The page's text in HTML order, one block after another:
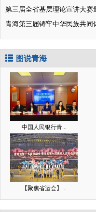
第三届全省基层理论宣讲大赛
青海第三届铸牢中华民族共同
图说青海
中国人民银行青...
【聚焦省运会】...